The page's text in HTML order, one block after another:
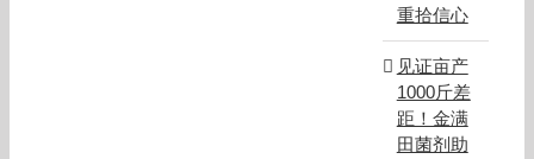
重拾信心
见证亩产
1000斤差
距！金满
田菌剂助